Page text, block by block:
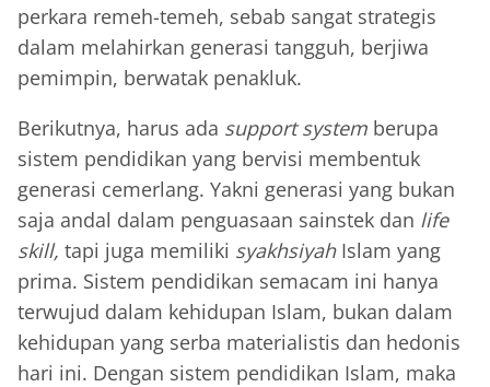
perkara remeh-temeh, sebab sangat strategis
dalam melahirkan generasi tangguh, berjiwa
pemimpin, berwatak penakluk.
Berikutnya, harus ada support system berupa
sistem pendidikan yang bervisi membentuk
generasi cemerlang. Yakni generasi yang bukan
saja andal dalam penguasaan sainstek dan life
skill, tapi juga memiliki syakhsiyahIslam yang
prima. Sistem pendidikan semacam ini hanya
terwujud dalam kehidupan Islam, bukan dalam
kehidupan yang serba materialistis dan hedonis
hari ini. Dengan sistem pendidikan Islam, maka